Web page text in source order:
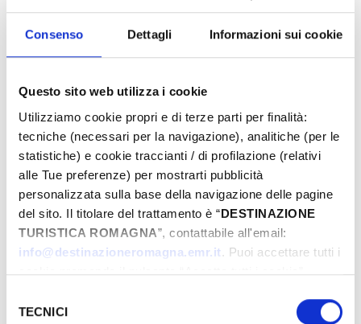
Consenso Dettagli Informazioni sui cookie
Questo sito web utilizza i cookie
Utilizziamo cookie propri e di terze parti per finalità:
tecniche (necessari per la navigazione), analitiche (per le
statistiche) e cookie traccianti / di profilazione (relativi
alle Tue preferenze) per mostrarti pubblicità
personalizzata sulla base della navigazione delle pagine
del sito. Il titolare del trattamento è “DESTINAZIONE
TURISTICA ROMAGNA”, contattabile all'email:
info@destinazioneromagna.emr.it. Puoi accettare tutti i
cookie premendo il pulsante “Accetta tutti i cookie”,
gestire le tue preferenze facendo clic su “Personalizza”.
delTECNICI
dream Easter now!
Easter Riviera Rimini Events
From
To